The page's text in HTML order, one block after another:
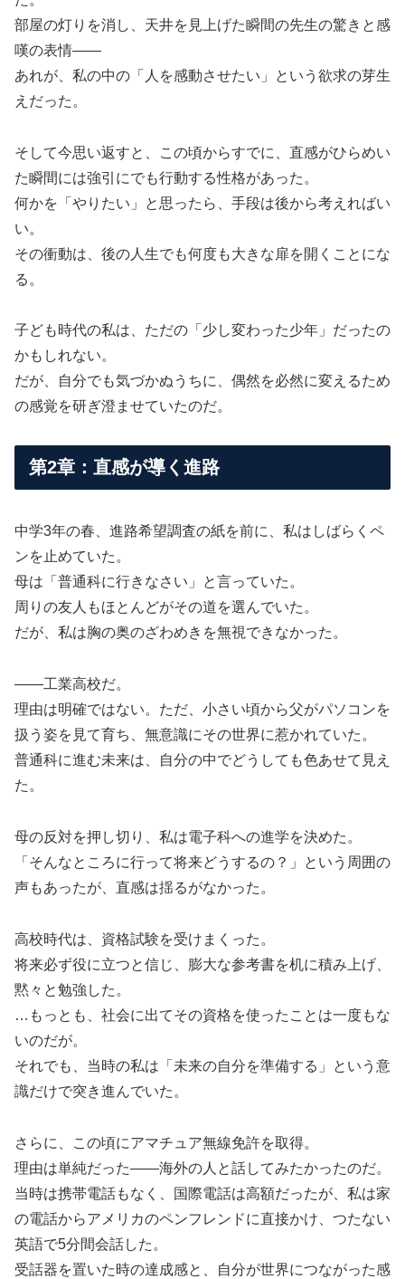
部屋の灯りを消し、天井を見上げた瞬間の先生の驚きと感
嘆の表情――
あれが、私の中の「人を感動させたい」という欲求の芽生
えだった。
そして今思い返すと、この頃からすでに、直感がひらめい
た瞬間には強引にでも行動する性格があった。
何かを「やりたい」と思ったら、手段は後から考えればい
い。
その衝動は、後の人生でも何度も大きな扉を開くことにな
る。
子ども時代の私は、ただの「少し変わった少年」だったの
かもしれない。
だが、自分でも気づかぬうちに、偶然を必然に変えるため
の感覚を研ぎ澄ませていたのだ。
第2章：直感が導く進路
中学3年の春、進路希望調査の紙を前に、私はしばらくペ
ンを止めていた。
母は「普通科に行きなさい」と言っていた。
周りの友人もほとんどがその道を選んでいた。
だが、私は胸の奥のざわめきを無視できなかった。
――工業高校だ。
理由は明確ではない。ただ、小さい頃から父がパソコンを
扱う姿を見て育ち、無意識にその世界に惹かれていた。
普通科に進む未来は、自分の中でどうしても色あせて見え
た。
母の反対を押し切り、私は電子科への進学を決めた。
「そんなところに行って将来どうするの？」という周囲の
声もあったが、直感は揺るがなかった。
高校時代は、資格試験を受けまくった。
将来必ず役に立つと信じ、膨大な参考書を机に積み上げ、
黙々と勉強した。
…もっとも、社会に出てその資格を使ったことは一度もな
いのだが。
それでも、当時の私は「未来の自分を準備する」という意
識だけで突き進んでいた。
さらに、この頃にアマチュア無線免許を取得。
理由は単純だった――海外の人と話してみたかったのだ。
当時は携帯電話もなく、国際電話は高額だったが、私は家
の電話からアメリカのペンフレンドに直接かけ、つたない
英語で5分間会話した。
受話器を置いた時の達成感と、自分が世界につながった感